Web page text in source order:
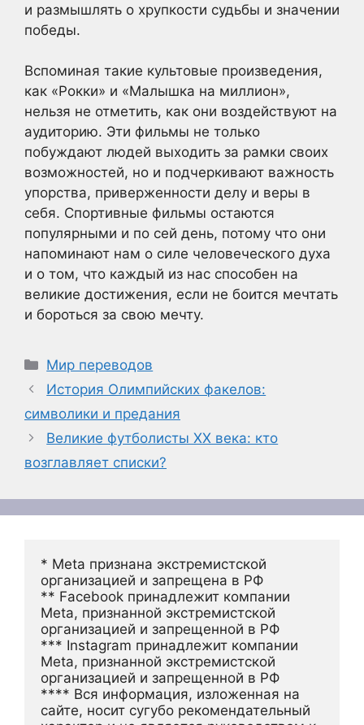
и размышлять о хрупкости судьбы и значении
победы.
Вспоминая такие культовые произведения,
как «Рокки» и «Малышка на миллион»,
нельзя не отметить, как они воздействуют на
аудиторию. Эти фильмы не только
побуждают людей выходить за рамки своих
возможностей, но и подчеркивают важность
упорства, приверженности делу и веры в
себя. Спортивные фильмы остаются
популярными и по сей день, потому что они
напоминают нам о силе человеческого духа
и о том, что каждый из нас способен на
великие достижения, если не боится мечтать
и бороться за свою мечту.
Рубрики
Мир переводов
История Олимпийских факелов:
символики и предания
Великие футболисты ХХ века: кто
возглавляет списки?
* Meta признана экстремистской
организацией и запрещена в РФ
** Facebook принадлежит компании
Meta, признанной экстремистской
организацией и запрещенной в РФ
*** Instagram принадлежит компании
Meta, признанной экстремистской
организацией и запрещенной в РФ
**** Вся информация, изложенная на
сайте, носит сугубо рекомендательный